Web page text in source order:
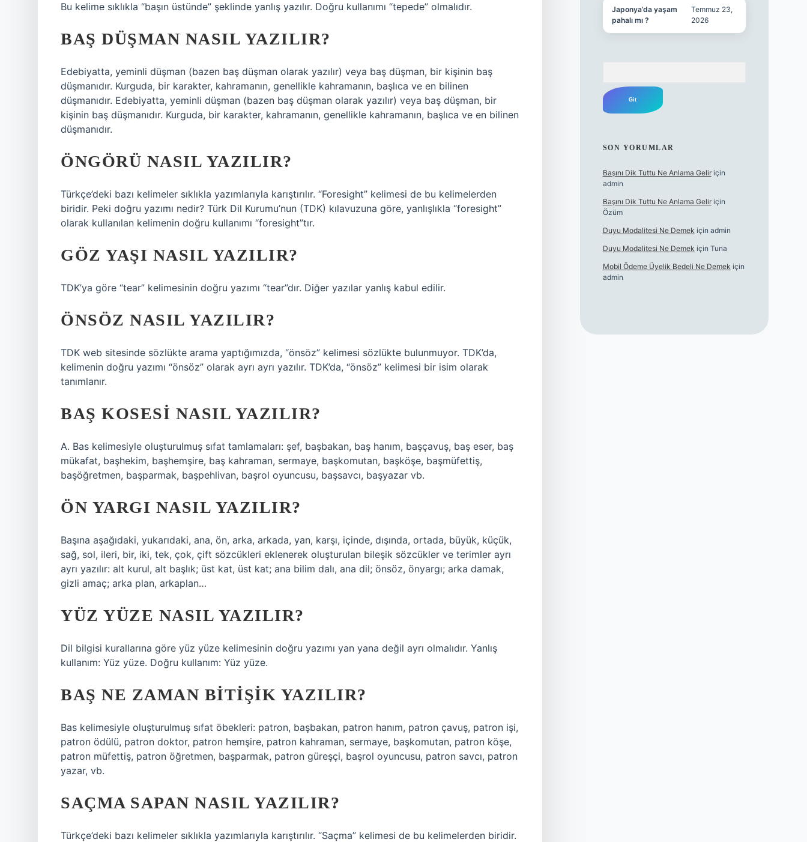
Bu kelime sıklıkla “başın üstünde” şeklinde yanlış yazılır. Doğru kullanımı “tepede” olmalıdır.
BAŞ DÜŞMAN NASIL YAZILIR?
Edebiyatta, yeminli düşman (bazen baş düşman olarak yazılır) veya baş düşman, bir kişinin baş
düşmanıdır. Kurguda, bir karakter, kahramanın, genellikle kahramanın, başlıca ve en bilinen
düşmanıdır. Edebiyatta, yeminli düşman (bazen baş düşman olarak yazılır) veya baş düşman, bir
kişinin baş düşmanıdır. Kurguda, bir karakter, kahramanın, genellikle kahramanın, başlıca ve en bilinen
düşmanıdır.
ÖNGÖRÜ NASIL YAZILIR?
Türkçe’deki bazı kelimeler sıklıkla yazımlarıyla karıştırılır. “Foresight” kelimesi de bu kelimelerden
biridir. Peki doğru yazımı nedir? Türk Dil Kurumu’nun (TDK) kılavuzuna göre, yanlışlıkla “foresight”
olarak kullanılan kelimenin doğru kullanımı “foresight”tır.
GÖZ YAŞI NASIL YAZILIR?
TDK’ya göre “tear” kelimesinin doğru yazımı “tear”dır. Diğer yazılar yanlış kabul edilir.
ÖNSÖZ NASIL YAZILIR?
TDK web sitesinde sözlükte arama yaptığımızda, “önsöz” kelimesi sözlükte bulunmuyor. TDK’da,
kelimenin doğru yazımı “önsöz” olarak ayrı ayrı yazılır. TDK’da, “önsöz” kelimesi bir isim olarak
tanımlanır.
BAŞ KOSESI NASIL YAZILIR?
A. Bas kelimesiyle oluşturulmuş sıfat tamlamaları: şef, başbakan, baş hanım, başçavuş, baş eser, baş
mükafat, başhekim, başhemşire, baş kahraman, sermaye, başkomutan, başköşe, başmüfettiş,
başöğretmen, başparmak, başpehlivan, başrol oyuncusu, başsavcı, başyazar vb.
ÖN YARGI NASIL YAZILIR?
Başına aşağıdaki, yukarıdaki, ana, ön, arka, arkada, yan, karşı, içinde, dışında, ortada, büyük, küçük,
sağ, sol, ileri, bir, iki, tek, çok, çift sözcükleri eklenerek oluşturulan bileşik sözcükler ve terimler ayrı
ayrı yazılır: alt kurul, alt başlık; üst kat, üst kat; ana bilim dalı, ana dil; önsöz, önyargı; arka damak,
gizli amaç; arka plan, arkaplan…
YÜZ YÜZE NASIL YAZILIR?
Dil bilgisi kurallarına göre yüz yüze kelimesinin doğru yazımı yan yana değil ayrı olmalıdır. Yanlış
kullanım: Yüz yüze. Doğru kullanım: Yüz yüze.
BAŞ NE ZAMAN BITIŞIK YAZILIR?
Bas kelimesiyle oluşturulmuş sıfat öbekleri: patron, başbakan, patron hanım, patron çavuş, patron işi,
patron ödülü, patron doktor, patron hemşire, patron kahraman, sermaye, başkomutan, patron köşe,
patron müfettiş, patron öğretmen, başparmak, patron güreşçi, başrol oyuncusu, patron savcı, patron
yazar, vb.
SAÇMA SAPAN NASIL YAZILIR?
Türkçe’deki bazı kelimeler sıklıkla yazımlarıyla karıştırılır. “Saçma” kelimesi de bu kelimelerden biridir.
Japonya’da yaşam
pahalı mı ?
Temmuz 23,
2026
SON YORUMLAR
Başını Dik Tuttu Ne Anlama Geliriçin
admin
Başını Dik Tuttu Ne Anlama Geliriçin
Özüm
Duyu Modalitesi Ne Demek için admin
Duyu Modalitesi Ne Demek için Tuna
Mobil Ödeme Üyelik Bedeli Ne Demek için
admin